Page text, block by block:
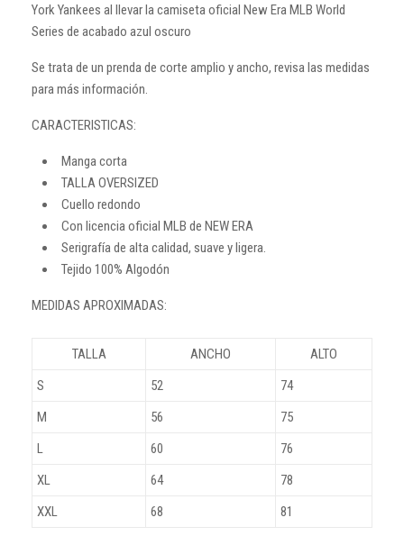
York Yankees al llevar la camiseta oficial New Era MLB World
Series de acabado azul oscuro
Se trata de un prenda de corte amplio y ancho, revisa las medidas
para más información.
CARACTERISTICAS:
Manga corta
TALLA OVERSIZED
Cuello redondo
Con licencia oficial MLB de NEW ERA
Serigrafía de alta calidad, suave y ligera.
Tejido 100% Algodón
MEDIDAS APROXIMADAS:
TALLA ANCHO
ALTO
S
52
74
M
56
75
L
60
76
XL
64
78
XXL
68 81